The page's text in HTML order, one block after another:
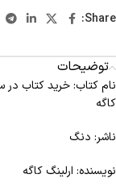
Share:
توضیحات
نام کتاب: خرید کتاب
کاگه
ناشر: دنگ
نویسنده: ارلینگ کاگه